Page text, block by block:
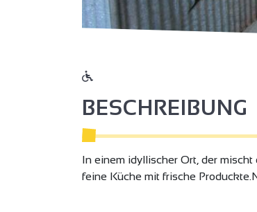
BESCHREIBUNG
In einem idyllischer Ort, der
feine Küche mit frische